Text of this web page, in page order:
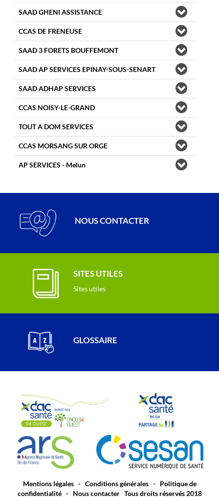
SAAD GHENI ASSISTANCE
CCAS DE FRENEUSE
SAAD 3 FORETS BOUFFEMONT
SAAD AP SERVICES EPINAY-SOUS-SENART
SAAD ADHAP SERVICES
CCAS NOISY-LE-GRAND
TOUT A DOM SERVICES
CCAS MORSANG SUR ORGE
AP SERVICES - Melun
NOUS CONTACTER
SITES UTILES
Sites utiles
GLOSSAIRE
Mentions légales - Conditions générales- Politique de
confidentialité- Nous contacterTous droits réservés 2018